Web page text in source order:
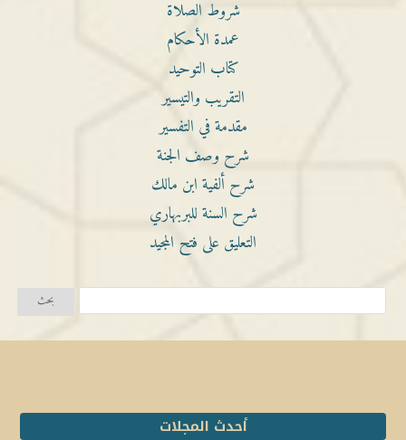
شروط الصلاة
عمدة الأحكام
كتاب التوحيد
التقريب والتيسير
مقدمة في التفسير
شرح وصف الجنة
شرح ألفية ابن مالك
شرح السنة للبربهاري
التعليق على فتح المجيد
أحدث المجلات